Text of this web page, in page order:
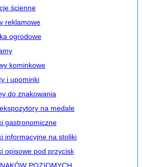
ścienne
reklamowe
ogrodowe
kominkowe
i upominki
do znakowania
na medale
gastronomiczne
informacyjne na stoliki
opisowe pod przycisk